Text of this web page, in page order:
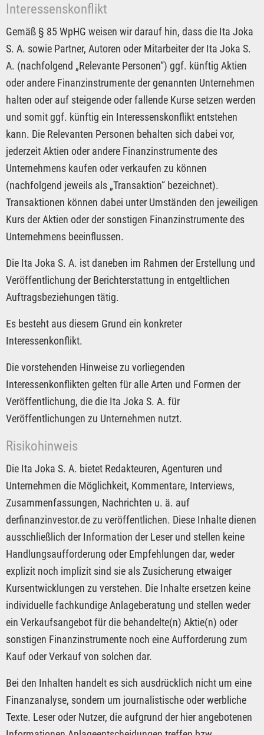
Interessenskonflikt
Gemäß § 85 WpHG weisen wir darauf hin, dass die Ita Joka
S. A. sowie Partner, Autoren oder Mitarbeiter der Ita Joka S.
A. (nachfolgend „Relevante Personen“) ggf. künftig Aktien
oder andere Finanzinstrumente der genannten Unternehmen
halten oder auf steigende oder fallende Kurse setzen werden
und somit ggf. künftig ein Interessenskonflikt entstehen
kann. Die Relevanten Personen behalten sich dabei vor,
jederzeit Aktien oder andere Finanzinstrumente des
Unternehmens kaufen oder verkaufen zu können
(nachfolgend jeweils als „Transaktion“ bezeichnet).
Transaktionen können dabei unter Umständen den jeweiligen
Kurs der Aktien oder der sonstigen Finanzinstrumente des
Unternehmens beeinflussen.
Die Ita Joka S. A. ist daneben im Rahmen der Erstellung und
Veröffentlichung der Berichterstattung in entgeltlichen
Auftragsbeziehungen tätig.
Es besteht aus diesem Grund ein konkreter
Interessenkonflikt.
Die vorstehenden Hinweise zu vorliegenden
Interessenkonflikten gelten für alle Arten und Formen der
Veröffentlichung, die die Ita Joka S. A. für
Veröffentlichungen zu Unternehmen nutzt.
Risikohinweis
Die Ita Joka S. A. bietet Redakteuren, Agenturen und
Unternehmen die Möglichkeit, Kommentare, Interviews,
Zusammenfassungen, Nachrichten u. ä. auf
derfinanzinvestor.de zu veröffentlichen. Diese Inhalte dienen
ausschließlich der Information der Leser und stellen keine
Handlungsaufforderung oder Empfehlungen dar, weder
explizit noch implizit sind sie als Zusicherung etwaiger
Kursentwicklungen zu verstehen. Die Inhalte ersetzen keine
individuelle fachkundige Anlageberatung und stellen weder
ein Verkaufsangebot für die behandelte(n) Aktie(n) oder
sonstigen Finanzinstrumente noch eine Aufforderung zum
Kauf oder Verkauf von solchen dar.
Bei den Inhalten handelt es sich ausdrücklich nicht um eine
Finanzanalyse, sondern um journalistische oder werbliche
Texte. Leser oder Nutzer, die aufgrund der hier angebotenen